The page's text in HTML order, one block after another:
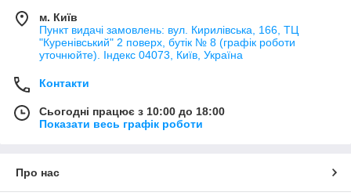
м. Київ
Пункт видачі замовлень: вул. Кирилівська, 166, ТЦ
"Куренівський" 2 поверх, бутік № 8 (графік роботи
уточнюйте). Індекс 04073, Київ, Україна
Контакти
Сьогодні працює з 10:00 до 18:00
Показати весь графік роботи
Про нас